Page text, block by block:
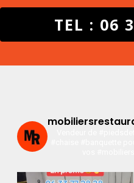
TEL : 06